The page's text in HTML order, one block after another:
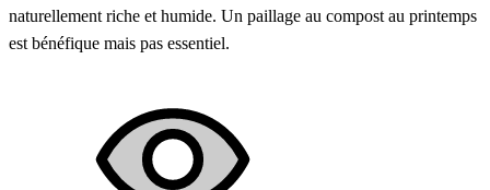
naturellement riche et humide. Un paillage au compost au printemps
est bénéfique mais pas essentiel.